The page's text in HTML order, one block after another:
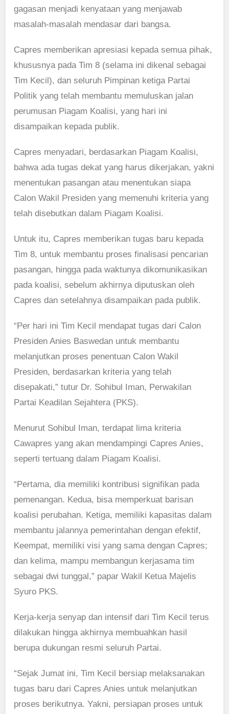
gagasan menjadi kenyataan yang menjawab
masalah-masalah mendasar dari bangsa.
Capres memberikan apresiasi kepada semua pihak,
khususnya pada Tim 8 (selama ini dikenal sebagai
Tim Kecil), dan seluruh Pimpinan ketiga Partai
Politik yang telah membantu memuluskan jalan
perumusan Piagam Koalisi, yang hari ini
disampaikan kepada publik.
Capres menyadari, berdasarkan Piagam Koalisi,
bahwa ada tugas dekat yang harus dikerjakan, yakni
menentukan pasangan atau menentukan siapa
Calon Wakil Presiden yang memenuhi kriteria yang
telah disebutkan dalam Piagam Koalisi.
Untuk itu, Capres memberikan tugas baru kepada
Tim 8, untuk membantu proses finalisasi pencarian
pasangan, hingga pada waktunya dikomunikasikan
pada koalisi, sebelum akhirnya diputuskan oleh
Capres dan setelahnya disampaikan pada publik.
“Per hari ini Tim Kecil mendapat tugas dari Calon
Presiden Anies Baswedan untuk membantu
melanjutkan proses penentuan Calon Wakil
Presiden, berdasarkan kriteria yang telah
disepakati,” tutur Dr. Sohibul Iman, Perwakilan
Partai Keadilan Sejahtera (PKS).
Menurut Sohibul Iman, terdapat lima kriteria
Cawapres yang akan mendampingi Capres Anies,
seperti tertuang dalam Piagam Koalisi.
“Pertama, dia memiliki kontribusi signifikan pada
pemenangan. Kedua, bisa memperkuat barisan
koalisi perubahan. Ketiga, memiliki kapasitas dalam
membantu jalannya pemerintahan dengan efektif,
Keempat, memiliki visi yang sama dengan Capres;
dan kelima, mampu membangun kerjasama tim
sebagai dwi tunggal,” papar Wakil Ketua Majelis
Syuro PKS.
Kerja-kerja senyap dan intensif dari Tim Kecil terus
dilakukan hingga akhirnya membuahkan hasil
berupa dukungan resmi seluruh Partai.
“Sejak Jumat ini, Tim Kecil bersiap melaksanakan
tugas baru dari Capres Anies untuk melanjutkan
proses berikutnya. Yakni, persiapan proses untuk